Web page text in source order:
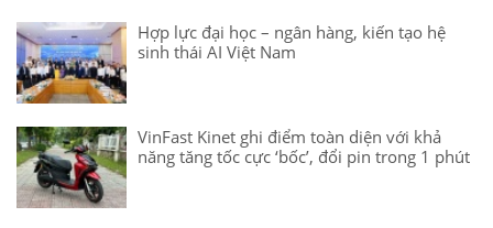
Hợp lực đại học – ngân hàng, kiến tạo hệ
sinh thái AI Việt Nam
VinFast Kinet ghi điểm toàn diện với khả
năng tăng tốc cực ‘bốc’, đổi pin trong 1 phút